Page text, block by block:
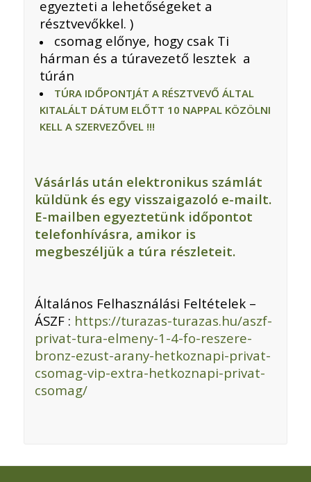
egyezteti a lehetőségeket a
résztvevőkkel. )
csomag előnye, hogy csak Ti
hárman és a túravezető lesztek a
túrán
TÚRA IDŐPONTJÁT A RÉSZTVEVŐ ÁLTAL
KITALÁLT DÁTUM ELŐTT 10 NAPPAL KÖZÖLNI
KELL A SZERVEZŐVEL !!!
Vásárlás után elektronikus számlát
küldünk és egy visszaigazoló e-mailt.
E-mailben egyeztetünk időpontot
telefonhívásra, amikor is
megbeszéljük a túra részleteit.
Általános Felhasználási Feltételek –
ÁSZF : https://turazas-turazas.hu/aszf-
privat-tura-elmeny-1-4-fo-reszere-
bronz-ezust-arany-hetkoznapi-privat-
csomag-vip-extra-hetkoznapi-privat-
csomag/